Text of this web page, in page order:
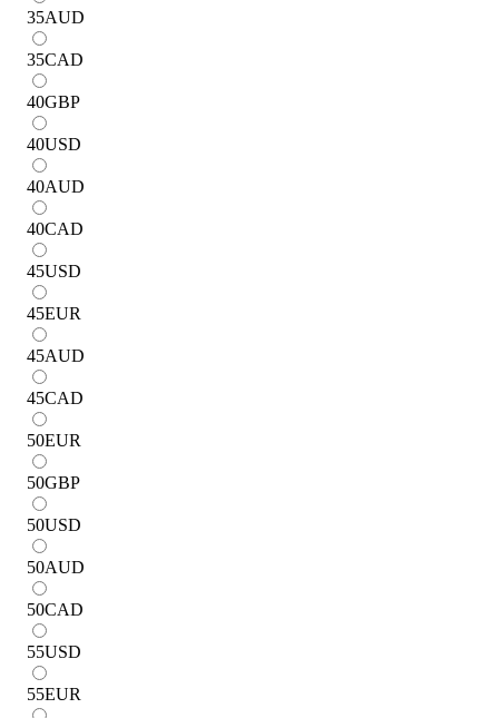
35AUD
35CAD
40GBP
40USD
40AUD
40CAD
45USD
45EUR
45AUD
45CAD
50EUR
50GBP
50USD
50AUD
50CAD
55USD
55EUR